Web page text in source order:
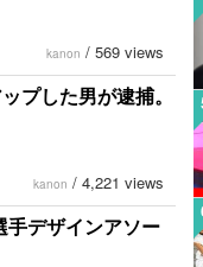
kanon / 569 views
プした男が逮捕。
kanon / 4,221 views
手デザインアソー